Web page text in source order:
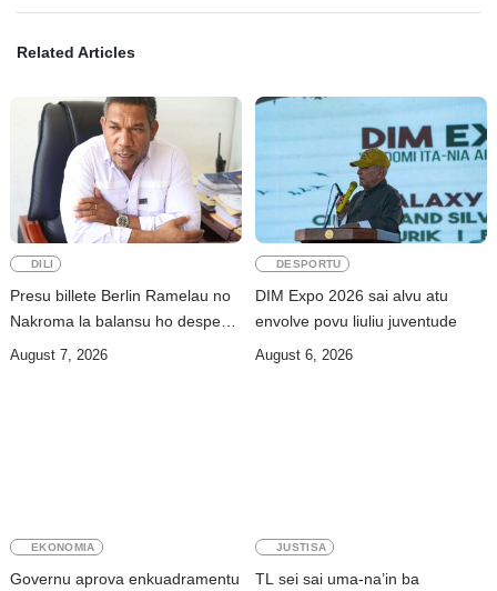
Related Articles
DILI
Presu billete Berlin Ramelau no
Nakroma la balansu ho despeza
ba ró
August 7, 2026
DESPORTU
DIM Expo 2026 sai alvu atu
envolve povu liuliu juventude
August 6, 2026
EKONOMIA
Governu aprova enkuadramentu
JUSTISA
TL sei sai uma-na’in ba